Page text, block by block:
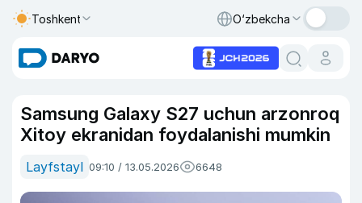
Toshkent O‘zbekcha
Samsung Galaxy S27 uchun arzonroq
Xitoy ekranidan foydalanishi mumkin
Layfstayl 09:10 / 13.05.2026 6648